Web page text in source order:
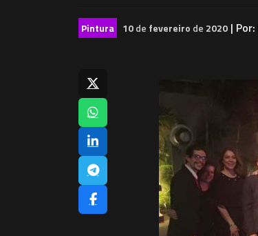
Pintura 10de fevereiro de 2020 | Por: